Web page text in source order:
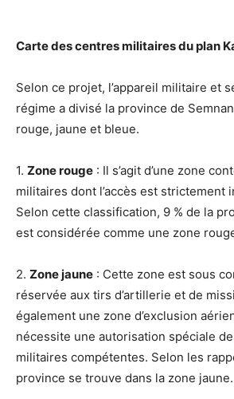
Carte des centres militaires du plan
Selon ce projet, l’appareil militaire et
régime a divisé la province de
rouge, jaune et bleue.
1. Zone rouge : Il s’agit d’une zone
militaires dont l’accès est strictement
Selon cette classification, 9 % de la
est considérée comme une zone
2. Zone jaune : Cette zone est sous
réservée aux tirs d’artillerie et de
également une zone d’exclusion
nécessite une autorisation spéciale
militaires compétentes. Selon les
province se trouve dans la zone jaune.